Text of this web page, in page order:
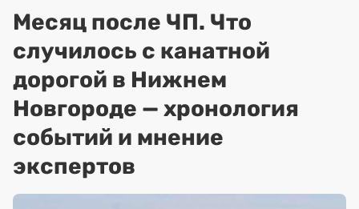
Месяц после ЧП. Что
случилось с канатной
дорогой в Нижнем
Новгороде — хронология
событий и мнение
экспертов